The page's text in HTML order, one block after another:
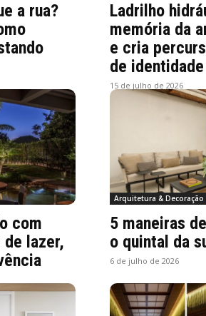
a rua?
Ladrilho
memória da
e cria
de identidade
15 de julho de 2026
com
lazer,
Arquitetura & Decoração
5 maneiras
o quintal da
6 de julho de 2026